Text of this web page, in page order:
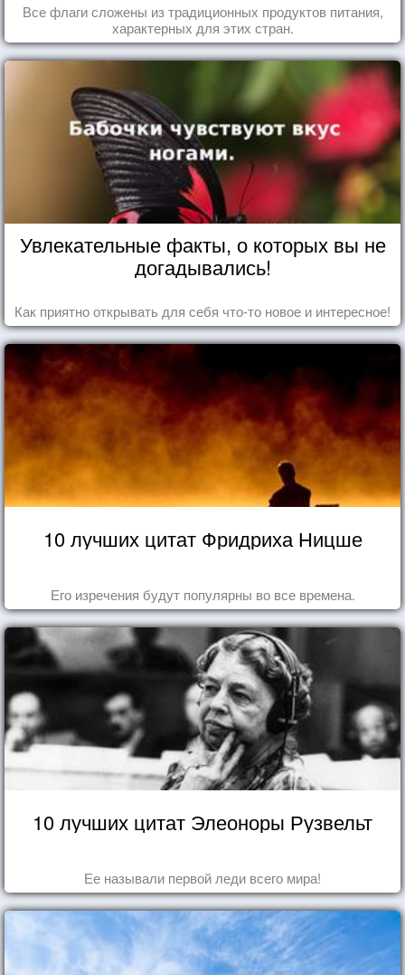
Все флаги сложены из традиционных продуктов питания,
характерных для этих стран.
Увлекательные факты, о которых вы не
догадывались!
Как приятно открывать для себя что-то новое и интересное!
10 лучших цитат Фридриха Ницше
Его изречения будут популярны во все времена.
10 лучших цитат Элеоноры Рузвельт
Ее называли первой леди всего мира!